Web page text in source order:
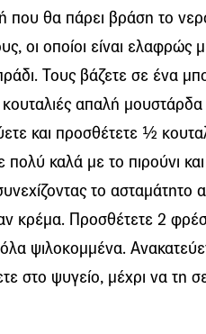
που θα πάρει βράση το
οι οποίοι είναι ελαφρώς
Τους βάζετε σε ένα
απαλή μουστάρδα
και προσθέτετε ½
πολύ καλά με το πιρούνι
το ασταμάτητο
κρέμα. Προσθέτετε 2
ψιλοκομμένα.
στο ψυγείο, μέχρι να τη